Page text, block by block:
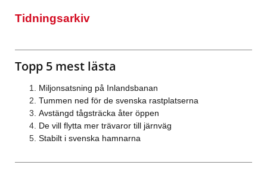
Tidningsarkiv
Topp 5 mest lästa
Miljonsatsning på Inlandsbanan
Tummen ned för de svenska rastplatserna
Avstängd tågsträcka åter öppen
De vill flytta mer trävaror till järnväg
Stabilt i svenska hamnarna